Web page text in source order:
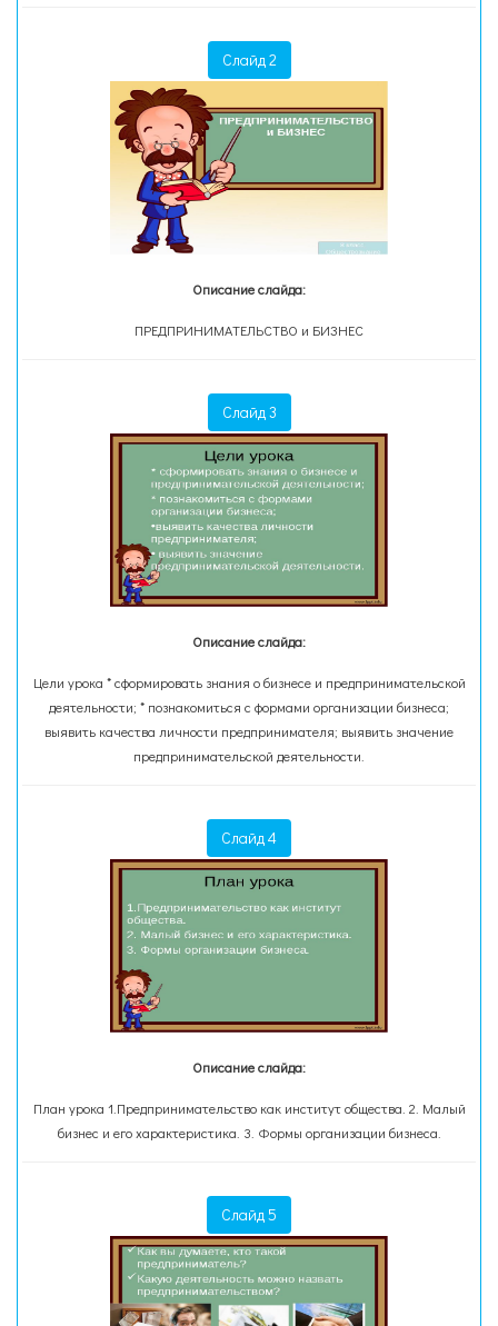
Слайд 2
Описание слайда:
ПРЕДПРИНИМАТЕЛЬСТВО и БИЗНЕС
Слайд 3
Описание слайда:
Цели урока * сформировать знания о бизнесе и предпринимательской
деятельности; * познакомиться с формами организации бизнеса;
выявить качества личности предпринимателя; выявить значение
предпринимательской деятельности.
Слайд 4
Описание слайда:
План урока 1.Предпринимательство как институт общества. 2. Малый
бизнес и его характеристика. 3. Формы организации бизнеса.
Слайд 5